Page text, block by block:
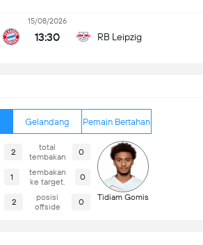
15/08/2026
13:30 RB Leipzig
Gelandang Pemain Bertahan
2
total
tembakan
0
1
tembakan
ke target.
0
2
posisi
offside
0 Tidiam Gomis